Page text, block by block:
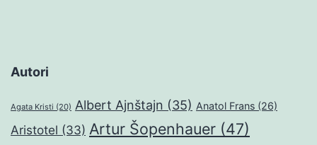
Autori
Agata Kristi (20) Albert Ajnštajn (35) Anatol Frans (26)
Aristotel (33) Artur Šopenhauer (47)